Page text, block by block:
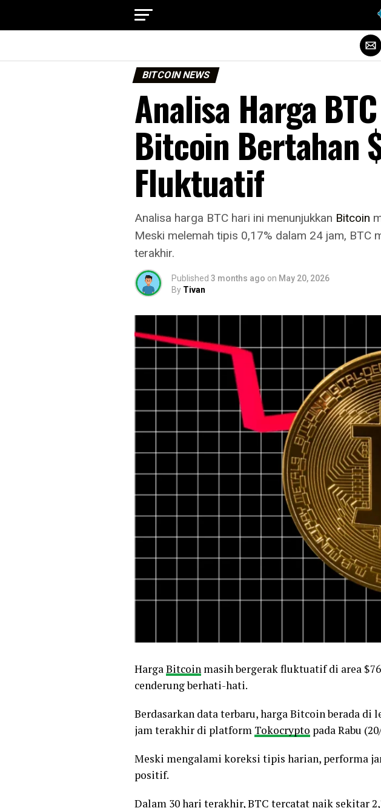
BITCOIN NEWS
Analisa Harga
Bitcoin Bertahan
Fluktuatif
Analisa harga BTC hari ini menunjukkan Bitcoin
Meski melemah tipis 0,17% dalam 24 jam, BTC
terakhir.
Published 3 months ago on May 20, 2026
By Tivan
HargaBitcoin masih bergerak fluktuatif di area
cenderung berhati-hati.
Berdasarkan data terbaru, harga Bitcoin berada di
jam terakhir di platform Tokocrypto pada Rabu
Meski mengalami koreksi tipis harian, performa
positif.
Dalam 30 hari terakhir, BTC tercatat naik sekitar